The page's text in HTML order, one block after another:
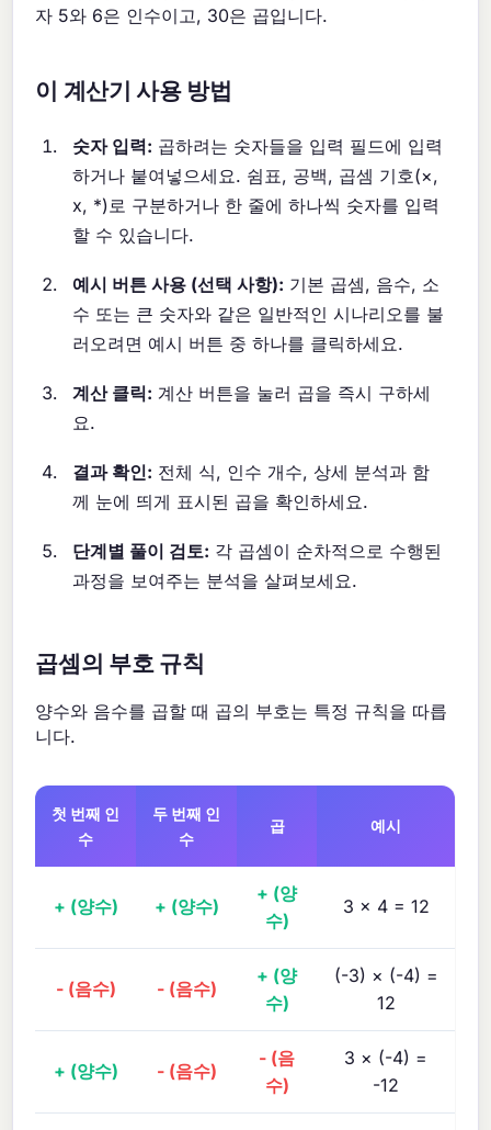
자 5와 6은 인수이고, 30은 곱입니다.
이 계산기 사용 방법
숫자 입력: 곱하려는 숫자들을 입력 필드에 입력
하거나 붙여넣으세요. 쉼표, 공백, 곱셈 기호(×,
x, *)로 구분하거나 한 줄에 하나씩 숫자를 입력
할 수 있습니다.
예시 버튼 사용 (선택 사항): 기본 곱셈, 음수, 소
수 또는 큰 숫자와 같은 일반적인 시나리오를 불
러오려면 예시 버튼 중 하나를 클릭하세요.
계산 클릭: 계산 버튼을 눌러 곱을 즉시 구하세
요.
결과 확인: 전체 식, 인수 개수, 상세 분석과 함
께 눈에 띄게 표시된 곱을 확인하세요.
단계별 풀이 검토: 각 곱셈이 순차적으로 수행된
과정을 보여주는 분석을 살펴보세요.
곱셈의 부호 규칙
양수와 음수를 곱할 때 곱의 부호는 특정 규칙을 따릅
니다.
첫 번째 인
수
두 번째 인
수
곱 예시
+ (양수) + (양수)
+ (양
수)
3 × 4 = 12
- (음수) - (음수)
+ (양
수)
(-3) × (-4) =
12
+ (양수) - (음수)
- (음
수)
3 × (-4) =
-12